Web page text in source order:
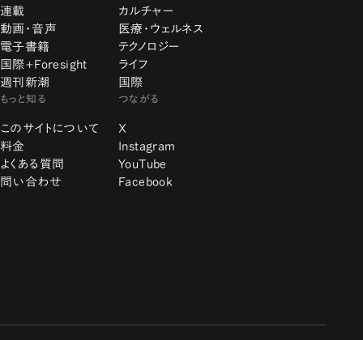
連載
動画・音声
電子書籍
国際+Foresight
週刊新潮
カルチャー
医療・ウェルネス
テクノロジー
ライフ
国際
もっと知る
このサイトについて
料金
よくある質問
問い合わせ
つながる
X
Instagram
YouTube
Facebook